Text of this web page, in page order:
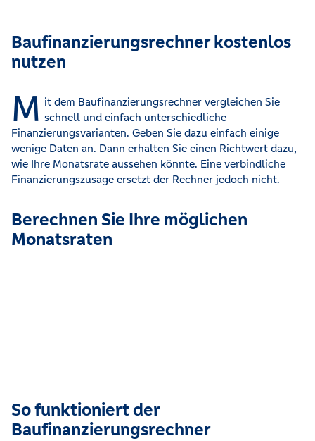
Baufinanzierungsrechner kostenlos
nutzen
M it dem Baufinanzierungsrechner vergleichen Sie
schnell und einfach unterschiedliche
Finanzierungsvarianten. Geben Sie dazu einfach einige
wenige Daten an. Dann erhalten Sie einen Richtwert dazu,
wie Ihre Monatsrate aussehen könnte. Eine verbindliche
Finanzierungszusage ersetzt der Rechner jedoch nicht.
Berechnen Sie Ihre möglichen
Monatsraten
So funktioniert der
Baufinanzierungsrechner